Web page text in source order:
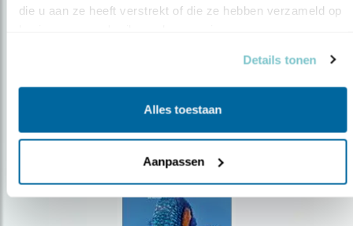
die u aan ze heeft verstrekt of die ze hebben verzameld op
Details tonen
Alles toestaan
Aanpassen